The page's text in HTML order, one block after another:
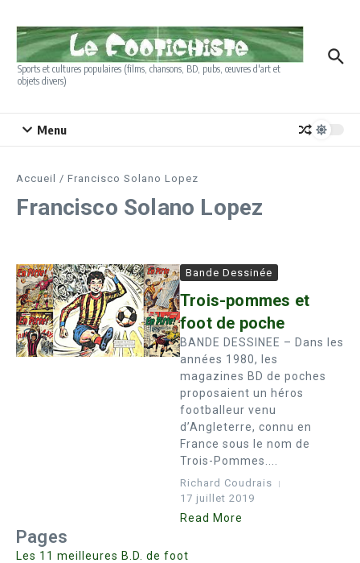
Sports et cultures populaires (films, chansons, BD, pubs, œuvres d'art et
objets divers)
Menu
Accueil / Francisco Solano Lopez
Francisco Solano Lopez
Bande Dessinée
Trois-pommes et
foot de poche
BANDE DESSINEE – Dans les
années 1980, les
magazines BD de poches
proposaient un héros
footballeur venu
d’Angleterre, connu en
France sous le nom de
Trois-Pommes....
Richard Coudrais
17 juillet 2019
Read More
Pages
Les 11 meilleures B.D. de foot